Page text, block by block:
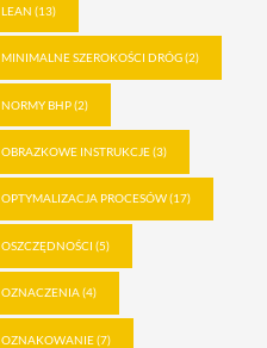
LEAN (13)
MINIMALNE SZEROKOŚCI DRÓG(2)
NORMY BHP(2)
OBRAZKOWE INSTRUKCJE(3)
OPTYMALIZACJA PROCESÓW(17)
OSZCZĘDNOŚCI (5)
OZNACZENIA(4)
OZNAKOWANIE(7)